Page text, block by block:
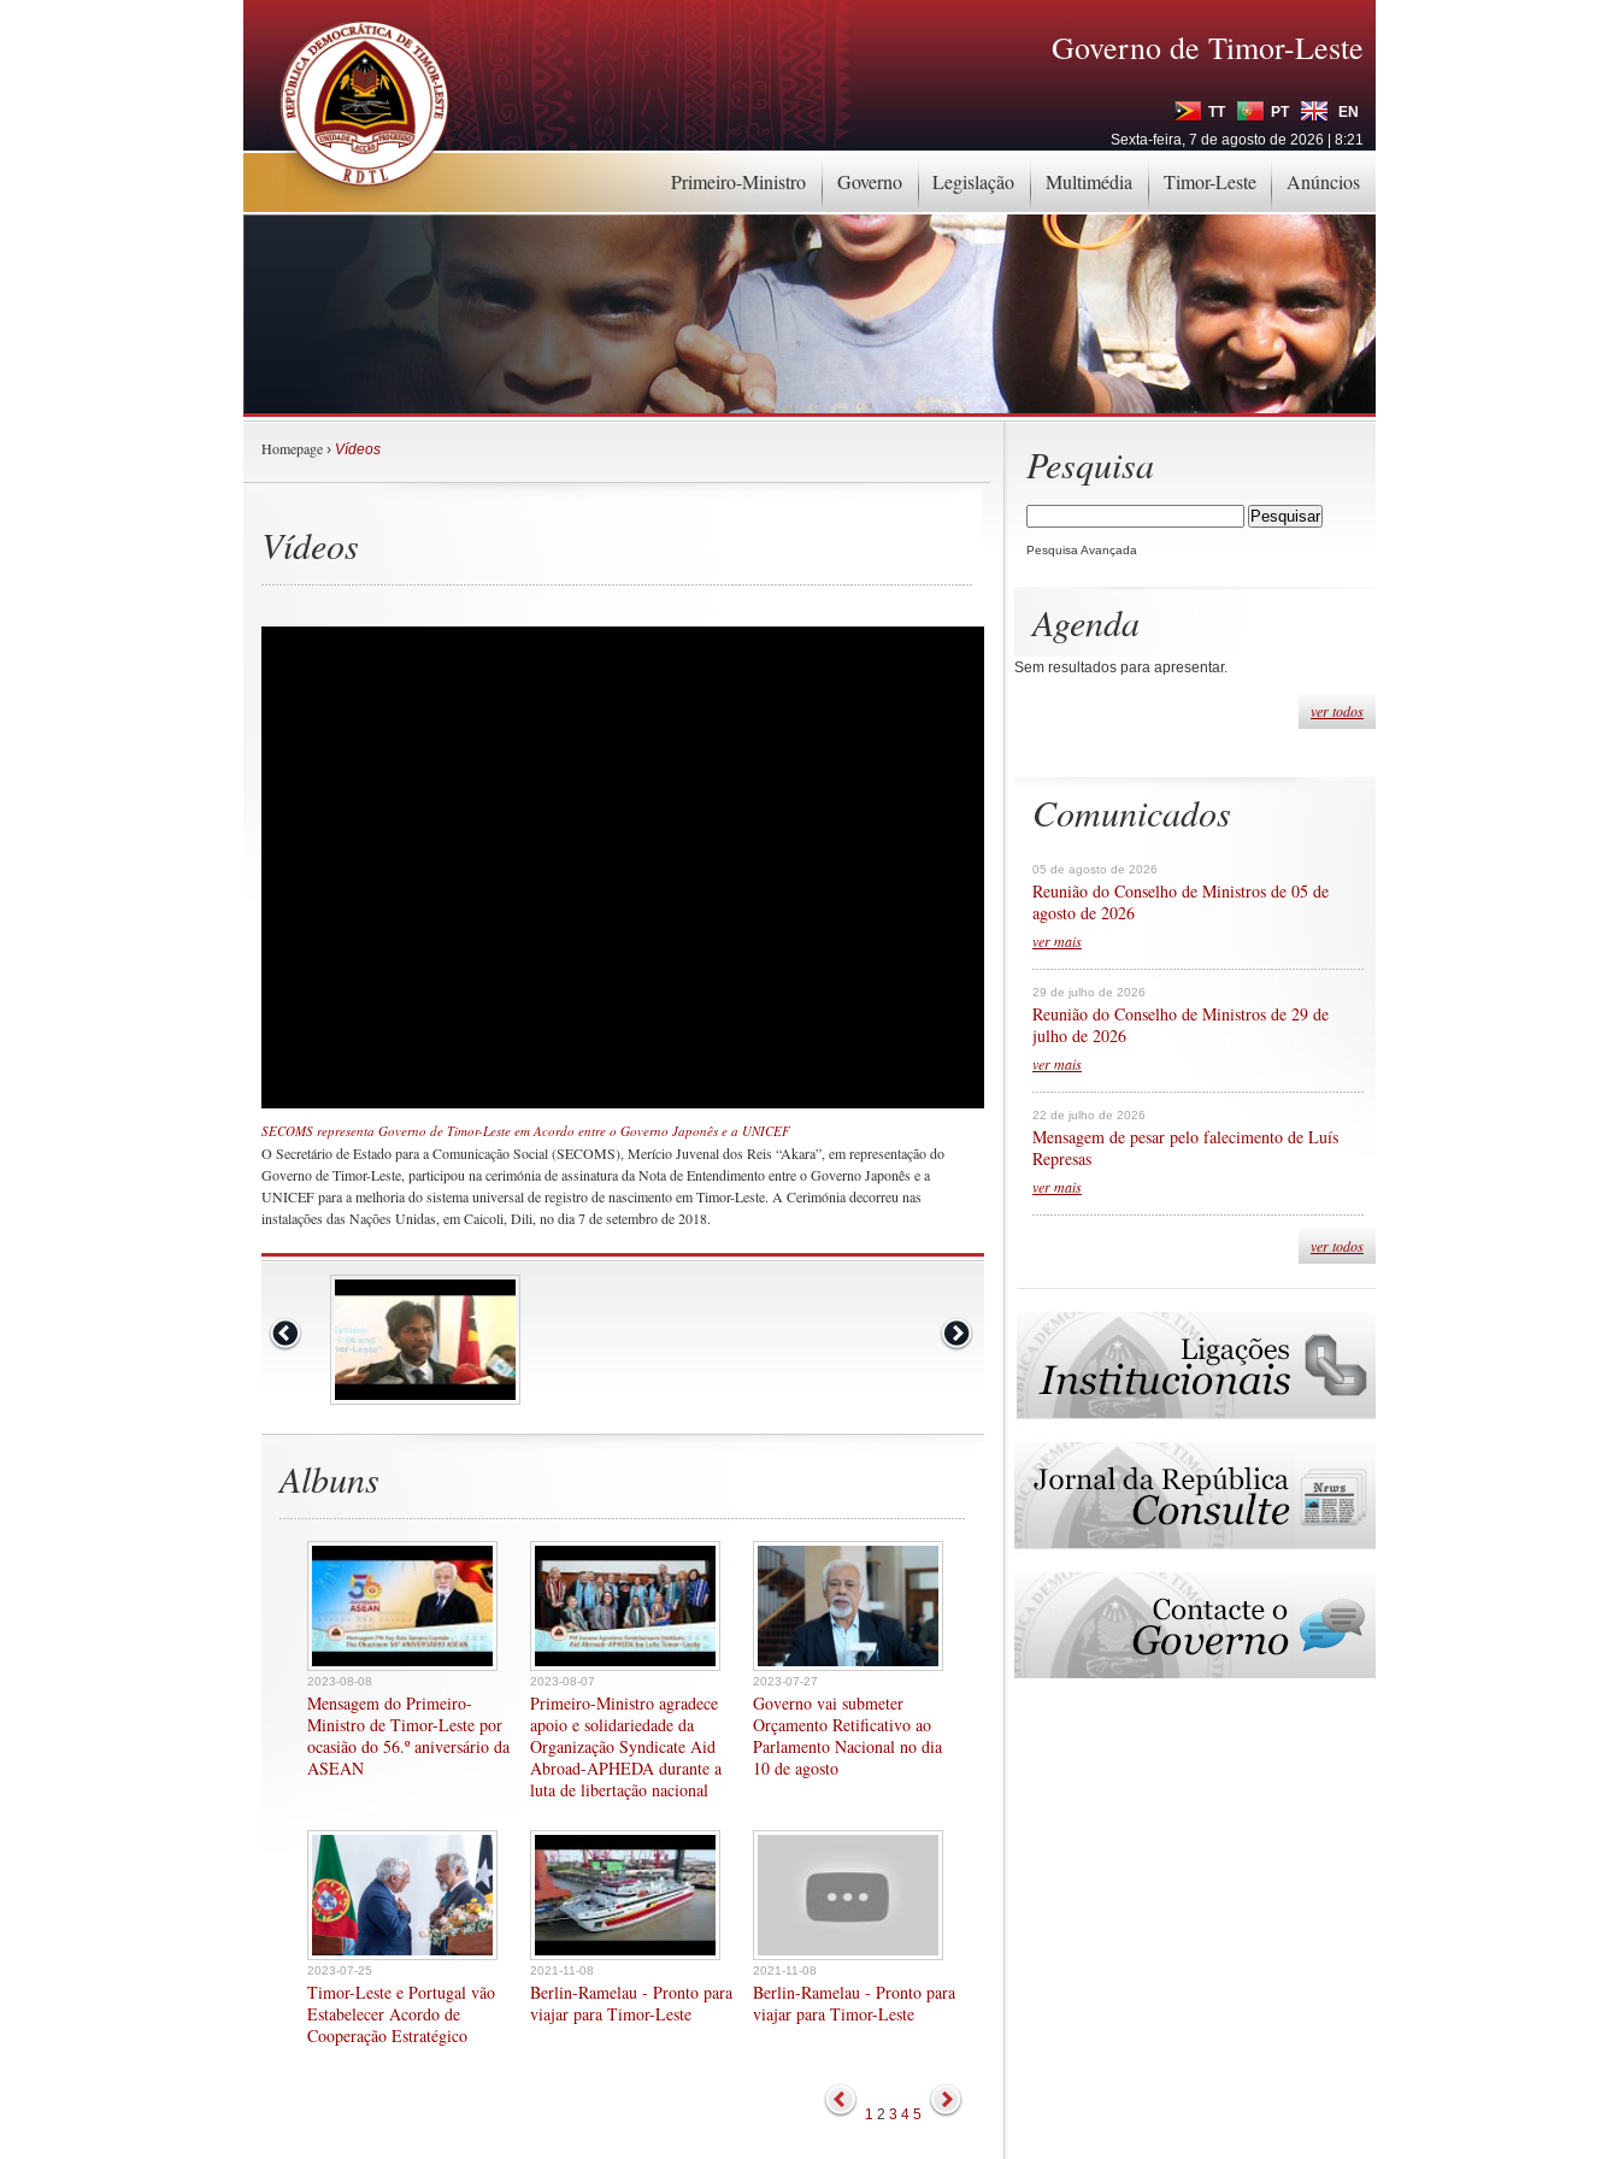
Primeiro-Ministro Governo Legislação Multimédia Timor-Leste Anúncios
Governo de Timor-Leste
TT PT
EN
Sexta-feira, 7 de agosto de 2026 | 8:21
Pesquisa
Pesquisa Avançada
Agenda
Sem resultados para apresentar.
ver todos
Comunicados
05 de agosto de 2026
Reunião do Conselho de Ministros de 05 de
agosto de 2026
ver mais
29 de julho de 2026
Reunião do Conselho de Ministros de 29 de
julho de 2026
ver mais
22 de julho de 2026
Mensagem de pesar pelo falecimento de Luís
Represas
ver mais
ver todos
Homepage › Vídeos
Vídeos
SECOMS representa Governo de Timor-Leste em Acordo entre o Governo Japonês e a UNICEF
O Secretário de Estado para a Comunicação Social (SECOMS), Merício Juvenal dos Reis “Akara”, em representação do
Governo de Timor-Leste, participou na cerimónia de assinatura da Nota de Entendimento entre o Governo Japonês e a
UNICEF para a melhoria do sistema universal de registro de nascimento em Timor-Leste. A Cerimónia decorreu nas
instalações das Nações Unidas, em Caicoli, Dili, no dia 7 de setembro de 2018.
Albuns
2023-08-08
Mensagem do Primeiro-
Ministro de Timor-Leste por
ocasião do 56.º aniversário da
ASEAN
2023-08-07
Primeiro-Ministro agradece
apoio e solidariedade da
Organização Syndicate Aid
Abroad-APHEDA durante a
luta de libertação nacional
2023-07-27
Governo vai submeter
Orçamento Retificativo ao
Parlamento Nacional no dia
10 de agosto
2023-07-25
Timor-Leste e Portugal vão
Estabelecer Acordo de
Cooperação Estratégico
2021-11-08
Berlin-Ramelau - Pronto para
viajar para Timor-Leste
2021-11-08
Berlin-Ramelau - Pronto para
viajar para Timor-Leste
1 2 3 4 5